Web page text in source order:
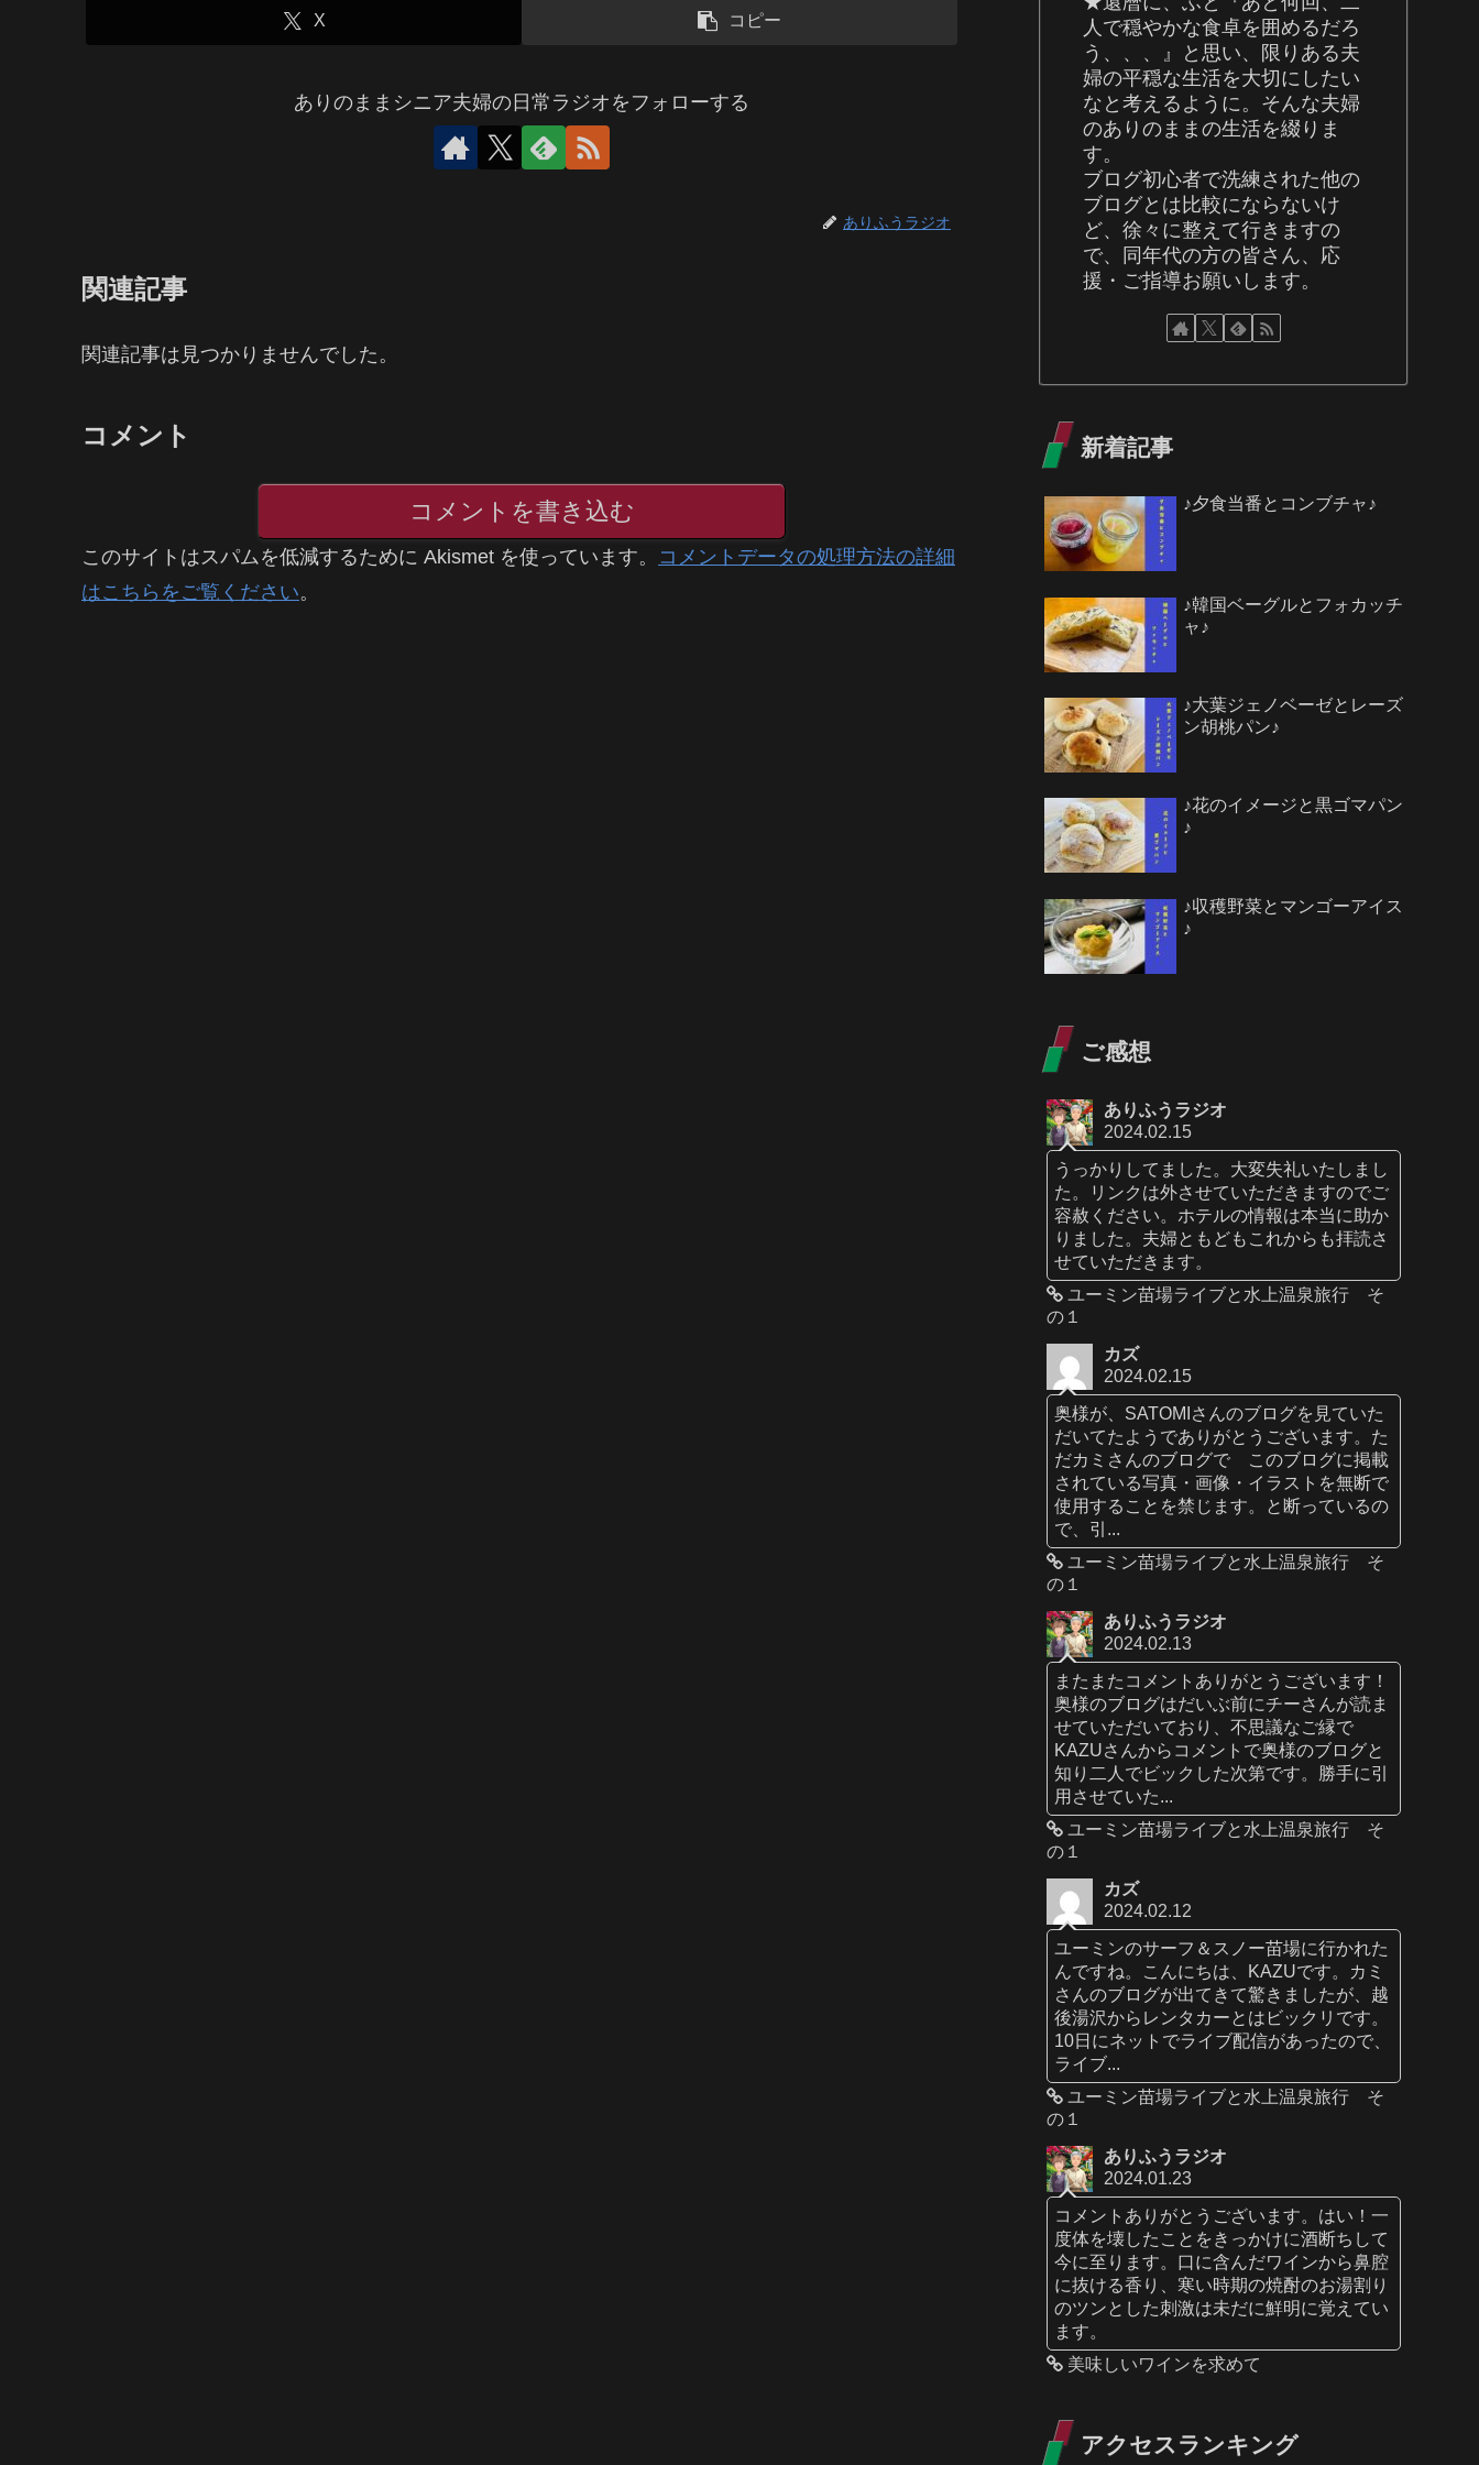
X コピー
ありのままシニア夫婦の日常ラジオをフォローする
ありふうラジオ
関連記事
関連記事は見つかりませんでした。
コメント
コメントを書き込む
このサイトはスパムを低減するために Akismet を使っています。 コメントデータの処理方法の詳細
はこちらをご覧ください。
人で穏やかな食卓を囲めるだろ
う、、、』と思い、限りある夫
婦の平穏な生活を大切にしたい
なと考えるように。そんな夫婦
のありのままの生活を綴りま
す。
ブログ初心者で洗練された他の
ブログとは比較にならないけ
ど、徐々に整えて行きますの
で、同年代の方の皆さん、応
援・ご指導お願いします。
新着記事
♪夕食当番とコンブチャ♪
♪韓国ベーグルとフォカッチ
ャ♪
♪大葉ジェノベーゼとレーズ
ン胡桃パン♪
♪花のイメージと黒ゴマパン
♪
♪収穫野菜とマンゴーアイス
♪
ご感想
ありふうラジオ
2024.02.15
うっかりしてました。大変失礼いたしまし
た。リンクは外させていただきますのでご
容赦ください。ホテルの情報は本当に助か
りました。夫婦ともどもこれからも拝読さ
せていただきます。
ユーミン苗場ライブと水上温泉旅行 そ
の１
カズ
2024.02.15
奥様が、SATOMIさんのブログを見ていた
だいてたようでありがとうございます。た
だカミさんのブログで このブログに掲載
されている写真・画像・イラストを無断で
使用することを禁じます。と断っているの
で、引...
ユーミン苗場ライブと水上温泉旅行 そ
の１
ありふうラジオ
2024.02.13
またまたコメントありがとうございます！
奥様のブログはだいぶ前にチーさんが読ま
せていただいており、不思議なご縁で
KAZUさんからコメントで奥様のブログと
知り二人でビックした次第です。勝手に引
用させていた...
ユーミン苗場ライブと水上温泉旅行 そ
の１
カズ
2024.02.12
ユーミンのサーフ＆スノー苗場に行かれた
んですね。こんにちは、KAZUです。カミ
さんのブログが出てきて驚きましたが、越
後湯沢からレンタカーとはビックリです。
10日にネットでライブ配信があったので、
ライブ...
ユーミン苗場ライブと水上温泉旅行 そ
の１
ありふうラジオ
2024.01.23
コメントありがとうございます。はい！一
度体を壊したことをきっかけに酒断ちして
今に至ります。口に含んだワインから鼻腔
に抜ける香り、寒い時期の焼酎のお湯割り
のツンとした刺激は未だに鮮明に覚えてい
ます。
美味しいワインを求めて
アクセスランキング